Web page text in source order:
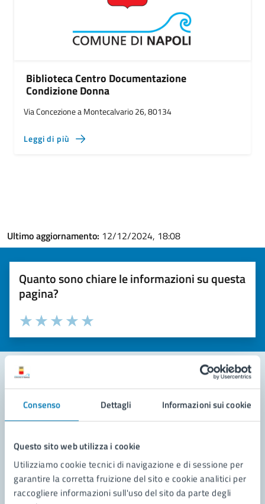
Consenso Dettagli Informazioni sui cookie
Questo sito web utilizza i cookie
Utilizziamo cookie tecnici di navigazione e di sessione per
garantire la corretta fruizione del sito e cookie analitici per
raccogliere informazioni sull'uso del sito da parte degli
Biblioteca Centro Documentazione
Condizione Donna
Via Concezione a Montecalvario 26, 80134
Leggi di più
Ultimo aggiornamento: 12/12/2024, 18:08
Quanto sono chiare le informazioni su questa
pagina?
Valuta la chiarezza delle informazioni (da 1 a 5 stelle)
Seleziona il numero di stelle per valutare la chiarezza delle
Valuta 5 stelle su 5
Valuta 4 stelle su 5
Valuta 3 stelle su 5
Valuta 2 stelle su 5
Valuta 1 stelle su 5
Contatta il comune
Leggi le domande frequenti
Richiedi assistenza
Prenota appuntamento